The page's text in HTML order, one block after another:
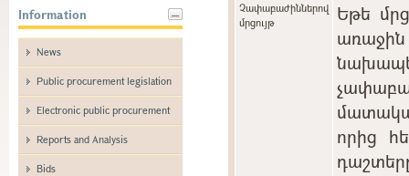
Information
News
Public procurement legislation
Electronic public procurement
Reports and Analysis
Bids
Չափաբաժիններով
մրցույթ
Եթե
առաջին
որից